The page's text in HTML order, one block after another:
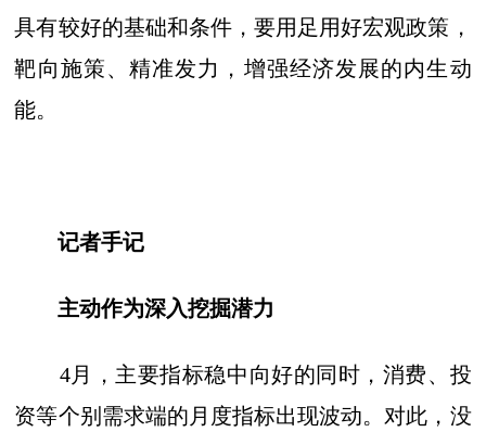
具有较好的基础和条件，要用足用好宏观政策，
靶向施策、精准发力，增强经济发展的内生动
能。
记者手记
主动作为深入挖掘潜力
4月，主要指标稳中向好的同时，消费、投
资等个别需求端的月度指标出现波动。对此，没